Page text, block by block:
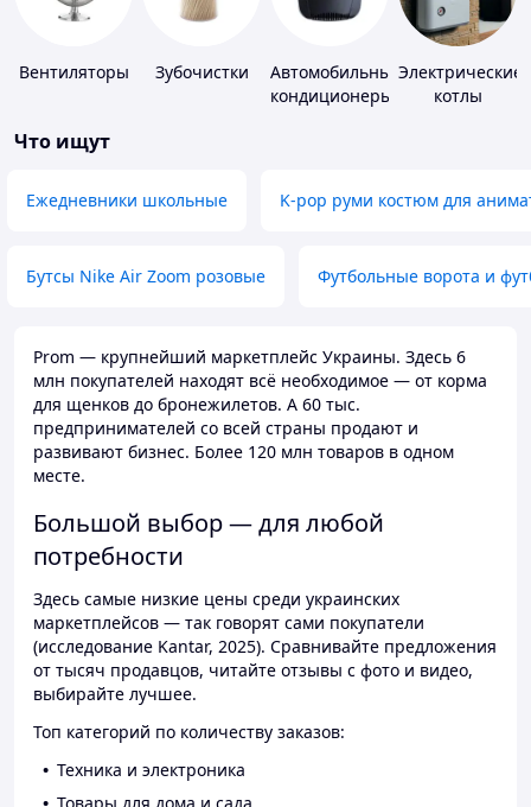
Вентиляторы Зубочистки
Автомобильные
кондиционеры
Электрические
котлы
Что ищут
Ежедневники школьные K-pop руми костюм для
Бутсы Nike Air Zoom розовые Футбольные ворота и
Prom — крупнейший маркетплейс Украины. Здесь 6
млн покупателей находят всё необходимое — от корма
для щенков до бронежилетов. А 60 тыс.
предпринимателей со всей страны продают и
развивают бизнес. Более 120 млн товаров в одном
месте.
Большой выбор — для любой
потребности
Здесь самые низкие цены среди украинских
маркетплейсов — так говорят сами покупатели
(исследование Kantar, 2025). Сравнивайте предложения
от тысяч продавцов, читайте отзывы с фото и видео,
выбирайте лучшее.
Топ категорий по количеству заказов:
Техника и электроника